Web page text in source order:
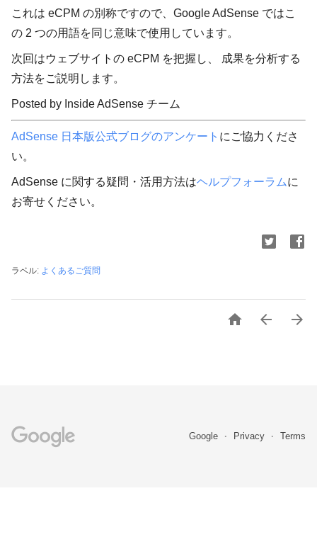
これは eCPM の別称ですので、Google AdSense ではこ
の 2 つの用語を同じ意味で使用しています。
次回はウェブサイトの eCPM を把握し、 成果を分析する
方法をご説明します。
Posted by Inside AdSense チーム
AdSense 日本版公式ブログのアンケート にご協力くださ
い。
AdSense に関する疑問・活用方法はヘルプフォーラムに
お寄せください。
ラベル: よくあるご質問
  
Google Privacy Terms